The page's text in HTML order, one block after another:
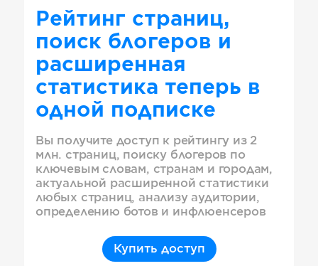
Рейтинг страниц,
поиск блогеров и
расширенная
статистика теперь в
одной подписке
Вы получите доступ к рейтингу из 2
млн. страниц, поиску блогеров по
ключевым словам, странам и городам,
актуальной расширенной статистики
любых страниц, анализу аудитории,
определению ботов и инфлюенсеров
Купить доступ